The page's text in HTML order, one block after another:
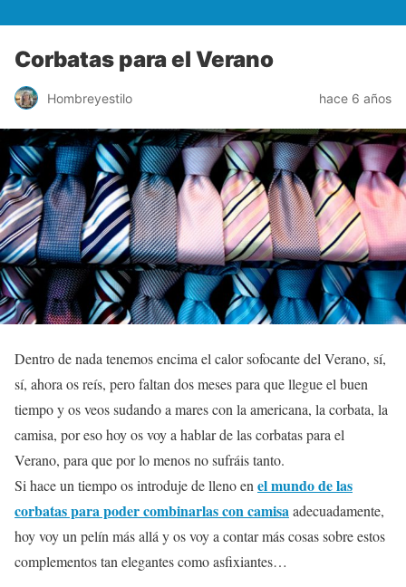
Corbatas para el Verano
Hombreyestilo hace 6 años
Dentro de nada tenemos encima el calor sofocante del Verano, sí,
sí, ahora os reís, pero faltan dos meses para que llegue el buen
tiempo y os veos sudando a mares con la americana, la corbata, la
camisa, por eso hoy os voy a hablar de las corbatas para el
Verano, para que por lo menos no sufráis tanto.
Si hace un tiempo os introduje de lleno en el mundo de las
corbatas para poder combinarlas con camisaadecuadamente,
hoy voy un pelín más allá y os voy a contar más cosas sobre estos
complementos tan elegantes como asfixiantes…